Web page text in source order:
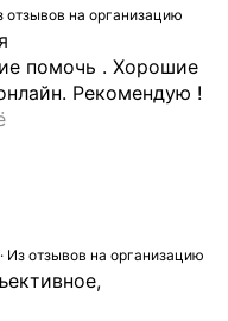
отзывов на организацию
помочь . Хорошие
Рекомендую !
Е
о
н
Из отзывов на организацию